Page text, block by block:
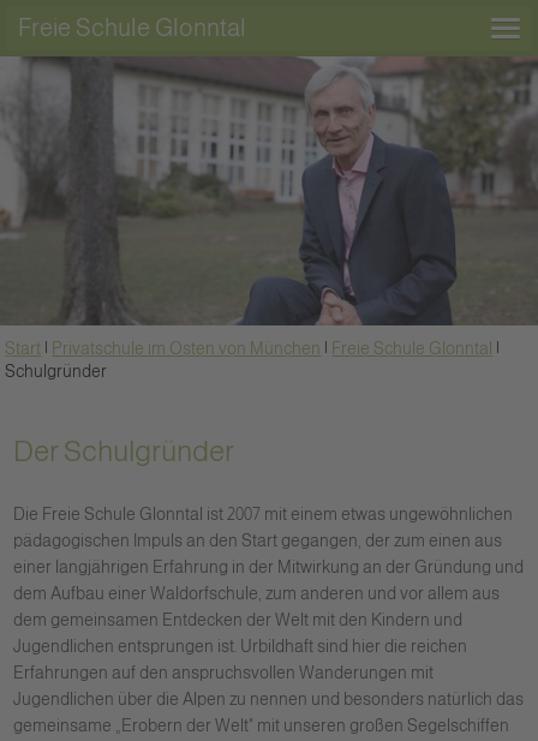
Freie Schule Glonntal
Start Privatschule im Osten von München Freie Schule Glonntal
Schulgründer
Der Schulgründer
Die Freie Schule Glonntal ist 2007 mit einem etwas ungewöhnlichen
pädagogischen Impuls an den Start gegangen, der zum einen aus
einer langjährigen Erfahrung in der Mitwirkung an der Gründung und
dem Aufbau einer Waldorfschule, zum anderen und vor allem aus
dem gemeinsamen Entdecken der Welt mit den Kindern und
Jugendlichen entsprungen ist. Urbildhaft sind hier die reichen
Erfahrungen auf den anspruchsvollen Wanderungen mit
Jugendlichen über die Alpen zu nennen und besonders natürlich das
gemeinsame „Erobern der Welt" mit unseren großen Segelschiffen